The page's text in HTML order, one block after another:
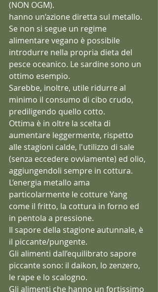
(NON OGM).
hanno un’azione diretta sul metallo.
Se non si segue un regime
alimentare vegano è possibile
introdurre nella propria dieta del
pesce oceanico. Le sardine sono un
ottimo esempio.
Sarebbe, inoltre, utile ridurre al
minimo il consumo di cibo crudo,
prediligendo quello cotto.
Ottima è in oltre la scelta di
aumentare leggermente, rispetto
alle stagioni calde, l'utilizzo di sale
(senza eccedere ovviamente) ed olio,
aggiungendoli sempre in cottura.
L’energia metallo ama
particolarmente le cotture Yang
come il fritto, la cottura in forno ed
in pentola a pressione.
Il sapore della stagione autunnale, è
il piccante/pungente.
Gli alimenti dall’equilibrato sapore
piccante sono: il daikon, lo zenzero,
le rape e lo scalogno.
Gli alimenti che hanno un fortissimo